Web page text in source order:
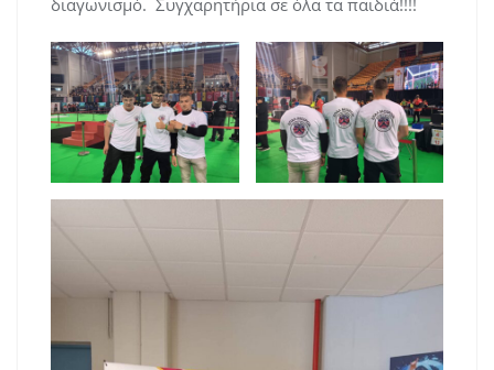
διαγωνισμό. Συγχαρητήρια σε όλα τα παιδιά!!!!